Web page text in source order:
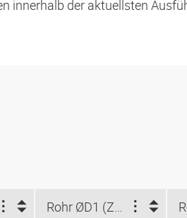
innerhalb der aktuellsten